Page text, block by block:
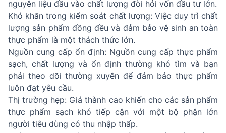
nguyên liệu đầu vào chất lượng đòi hỏi vốn đầu tư lớn.
Khó khăn trong kiểm soát chất lượng: Việc duy trì chất
lượng sản phẩm đồng đều và đảm bảo vệ sinh an toàn
thực phẩm là một thách thức lớn.
Nguồn cung cấp ổn định: Nguồn cung cấp thực phẩm
sạch, chất lượng và ổn định thường khó tìm và bạn
phải theo dõi thường xuyên để đảm bảo thực phẩm
luôn đạt yêu cầu.
Thị trường hẹp: Giá thành cao khiến cho các sản phẩm
thực phẩm sạch khó tiếp cận với một bộ phận lớn
người tiêu dùng có thu nhập thấp.